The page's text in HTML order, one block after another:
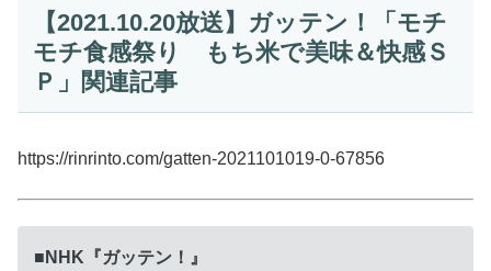
【2021.10.20放送】ガッテン！「モチ
モチ食感祭り もち米で美味＆快感Ｓ
Ｐ」関連記事
https://rinrinto.com/gatten-2021101019-0-67856 ‎
■NHK『ガッテン！』